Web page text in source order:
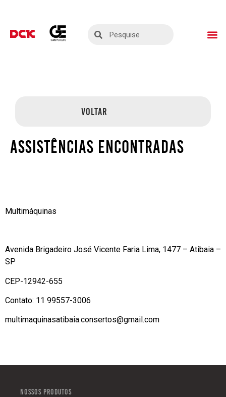
VOLTAR
ASSISTÊNCIAS ENCONTRADAS
Multimáquinas
Avenida Brigadeiro José Vicente Faria Lima, 1477 – Atibaia –
SP
CEP-12942-655
Contato: 11 99557-3006
multimaquinasatibaia.consertos@gmail.com
NOSSOS PRODUTOS